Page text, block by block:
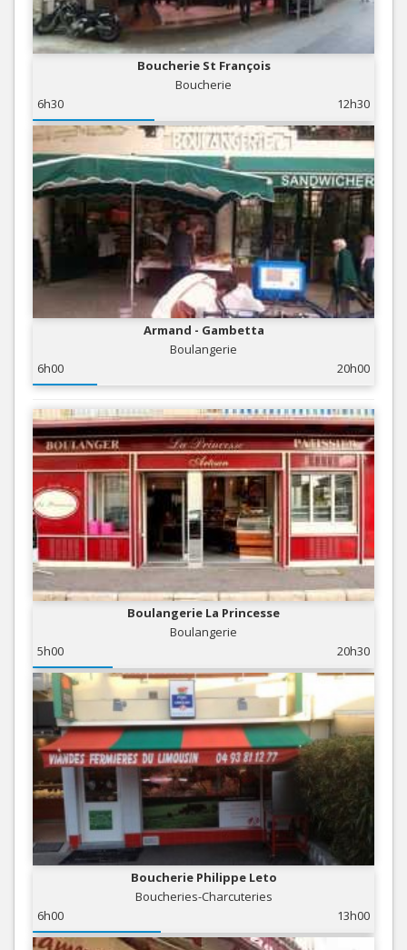
Boucherie St François
Boucherie
6h30
12h30
Armand - Gambetta
Boulangerie
6h00
20h00
Boulangerie La Princesse
Boulangerie
5h00
20h30
Boucherie Philippe Leto
Boucheries-Charcuteries
6h00
13h00